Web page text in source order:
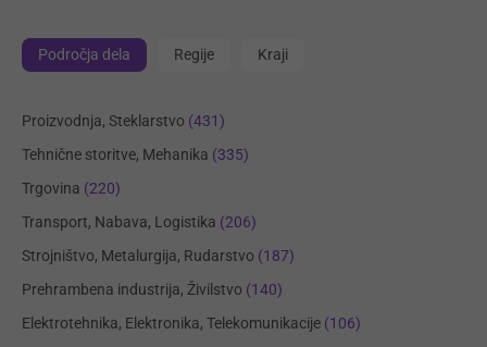
Področja dela Regije Kraji
Proizvodnja, Steklarstvo (431)
Tehnične storitve, Mehanika (335)
Trgovina (220)
Transport, Nabava, Logistika (206)
Strojništvo, Metalurgija, Rudarstvo (187)
Prehrambena industrija, Živilstvo (140)
Elektrotehnika, Elektronika, Telekomunikacije (106)